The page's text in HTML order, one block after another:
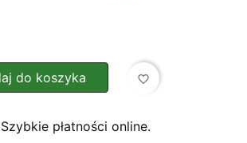
do koszyka favorite_border
płatności online.